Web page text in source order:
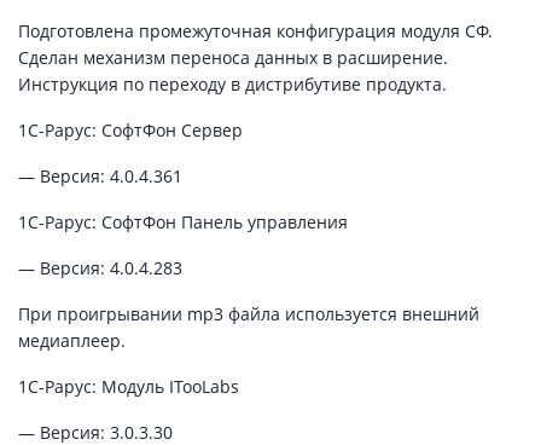
Подготовлена промежуточная конфигурация модуля СФ.
Сделан механизм переноса данных в расширение.
Инструкция по переходу в дистрибутиве продукта.
1С-Рарус: СофтФон Сервер
— Версия: 4.0.4.361
1С-Рарус: СофтФон Панель управления
— Версия: 4.0.4.283
При проигрывании mp3 файла используется внешний
медиаплеер.
1C-Рарус: Модуль ITooLabs
— Версия: 3.0.3.30